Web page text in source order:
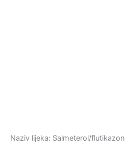
Naziv lijeka: Salmeterol/flutikazon